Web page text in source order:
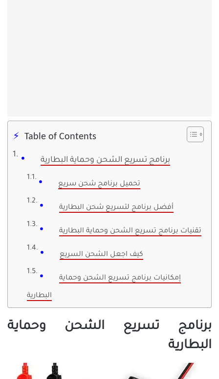
Table of Contents
برنامج تسريع الشحن وحماية البطارية
تحميل برنامج شحن سريع
أفضل برنامج لتسريع شحن البطارية
تقنيات برنامج تسريع الشحن وحماية البطارية
كيف اجعل الشحن السريع
إمكانيات برنامج تسريع الشحن وحماية
البطارية
برنامج تسريع الشحن وحماية
البطارية